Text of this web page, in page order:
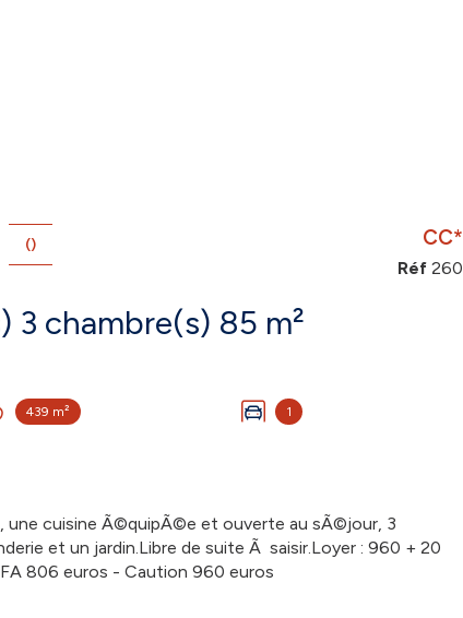
()
Maison 4 pièce(s) 3 chambre(s) 85 m²
439 m² 1
CC*
Réf 260
une cuisine Ã©quipÃ©e et ouverte au sÃ©jour, 3
et un jardin.Libre de suite Ã saisir.Loyer : 960 + 20
806 euros - Caution 960 euros